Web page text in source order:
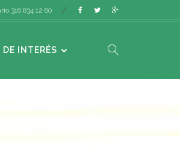
316 834 12 60
DE INTERÉS